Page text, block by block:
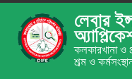
লেবার
কলকারখানা ও
শ্রম ও